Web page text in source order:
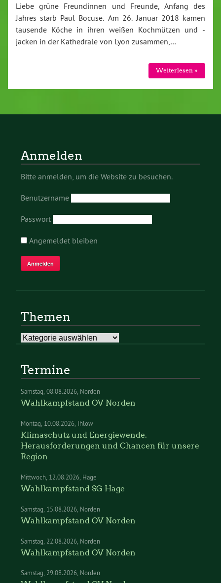
Liebe grüne Freundinnen und Freunde, Anfang des
Jahres starb Paul Bocuse. Am 26. Januar 2018 kamen
tausende Köche in ihren weißen Kochmützen und -
jacken in der Kathedrale von Lyon zusammen,…
Weiterlesen »
Anmelden
Bitte anmelden, um die Website zu besuchen.
Benutzername
Passwort
Angemeldet bleiben
Themen
Themen
Termine
Samstag 08.08.2026 Norden
Wahlkampfstand OV Norden
Montag 10.08.2026 Ihlow
Klimaschutz und Energiewende.
Herausforderungen und Chancen für unsere
Region
Mittwoch 12.08.2026 Hage
Wahlkampfstand SG Hage
Samstag 15.08.2026 Norden
Wahlkampfstand OV Norden
Samstag 22.08.2026 Norden
Wahlkampfstand OV Norden
Samstag 29.08.2026 Norden